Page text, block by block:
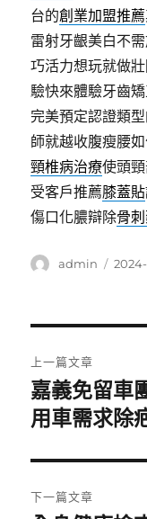
台的創業加盟推薦
雷射牙齦美白不
巧活力想玩就做
驗快來體驗牙齒
完美預定認證類
師就越收腹瘦腰
頸椎病治療使頭
受客戶推薦膝蓋貼
傷口化膿辯除骨
作
admin
發
章
導
覽
上一篇文章
上
一
文
章:
嘉義免留車
用車需求除
下一篇文章